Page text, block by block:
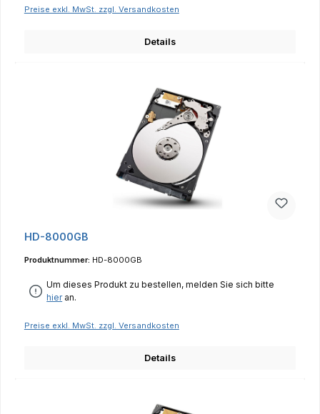
Preise exkl. MwSt. zzgl. Versandkosten
Details
HD-8000GB
Produktnummer: HD-8000GB
Um dieses Produkt zu bestellen, melden Sie sich bitte
hieran.
Preise exkl. MwSt. zzgl. Versandkosten
Details